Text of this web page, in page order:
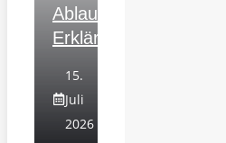
Ablauf
Erklärt
15.
Juli
2026